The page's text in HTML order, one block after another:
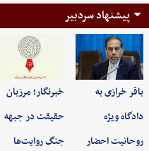
پیشنهاد سردبیر
باقر خرازی به
دادگاه ویژه
روحانیت احضار
خبرنگار؛ مرزبان
حقیقت در جبهه
جنگ روایت‌ها